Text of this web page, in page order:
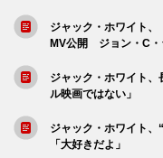
ジャック・ホワイト、
MV公開 ジョン・C・
ジャック・ホワイト
ル映画ではない」
ジャック・ホワイト、
「大好きだよ」